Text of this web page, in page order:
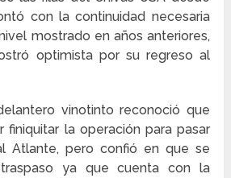
con la continuidad necesaria
mostrado en años anteriores,
optimista por su regreso al
vinotinto reconoció que
finiquitar la operación para pasar
Atlante, pero confió en que se
ya que cuenta con la